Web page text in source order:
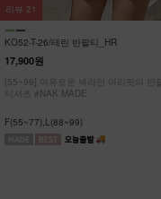
KO52-T-26/테린 반팔티_HR
17,900원
[55~99] 여유로운 넥라인 여리핏의 반팔
티셔츠 #NAK MADE.
F(55~77),L(88~99)
리뷰 21